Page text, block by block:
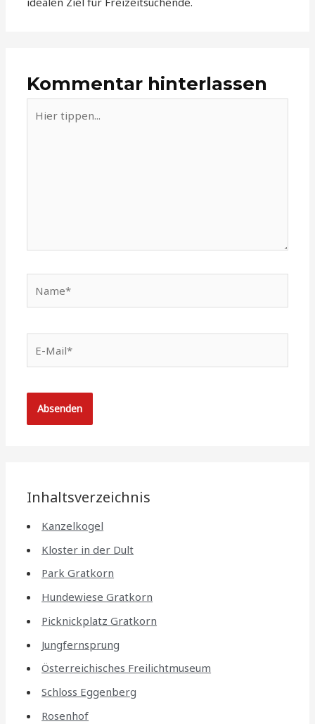
Kommentar hinterlassen
tippen...
Mail*
Inhaltsverzeichnis
Kanzelkogel
Kloster in der Dult
Park Gratkorn
Hundewiese Gratkorn
Picknickplatz Gratkorn
Jungfernsprung
Österreichisches Freilichtmuseum
Schloss Eggenberg
Rosenhof